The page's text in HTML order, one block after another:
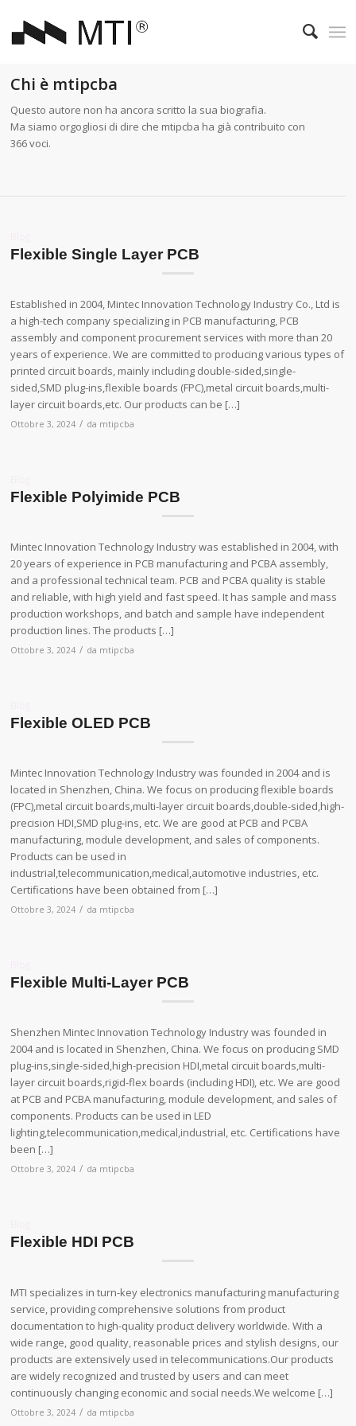
Chi è mtipcba
Questo autore non ha ancora scritto la sua biografia.
Ma siamo orgogliosi di dire che mtipcba ha già contribuito con
366 voci.
Flexible Single Layer PCB
Established in 2004, Mintec Innovation Technology Industry Co., Ltd is
a high-tech company specializing in PCB manufacturing, PCB
assembly and component procurement services with more than 20
years of experience. We are committed to producing various types of
printed circuit boards, mainly including double-sided,single-
sided,SMD plug-ins,flexible boards (FPC),metal circuit boards,multi-
layer circuit boards,etc. Our products can be […]
Ottobre 3, 2024 / da mtipcba
Flexible Polyimide PCB
Mintec Innovation Technology Industry was established in 2004, with
20 years of experience in PCB manufacturing and PCBA assembly,
and a professional technical team. PCB and PCBA quality is stable
and reliable, with high yield and fast speed. It has sample and mass
production workshops, and batch and sample have independent
production lines. The products […]
Ottobre 3, 2024 / da mtipcba
Flexible OLED PCB
Mintec Innovation Technology Industry was founded in 2004 and is
located in Shenzhen, China. We focus on producing flexible boards
(FPC),metal circuit boards,multi-layer circuit boards,double-sided,high-
precision HDI,SMD plug-ins, etc. We are good at PCB and PCBA
manufacturing, module development, and sales of components.
Products can be used in
industrial,telecommunication,medical,automotive industries, etc.
Certifications have been obtained from […]
Ottobre 3, 2024 / da mtipcba
Flexible Multi-Layer PCB
Shenzhen Mintec Innovation Technology Industry was founded in
2004 and is located in Shenzhen, China. We focus on producing SMD
plug-ins,single-sided,high-precision HDI,metal circuit boards,multi-
layer circuit boards,rigid-flex boards (including HDI), etc. We are good
at PCB and PCBA manufacturing, module development, and sales of
components. Products can be used in LED
lighting,telecommunication,medical,industrial, etc. Certifications have
been […]
Ottobre 3, 2024 / da mtipcba
Flexible HDI PCB
MTI specializes in turn-key electronics manufacturing manufacturing
service, providing comprehensive solutions from product
documentation to high-quality product delivery worldwide. With a
wide range, good quality, reasonable prices and stylish designs, our
products are extensively used in telecommunications.Our products
are widely recognized and trusted by users and can meet
continuously changing economic and social needs.We welcome […]
Ottobre 3, 2024 / da mtipcba